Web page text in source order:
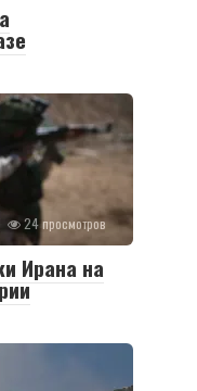
24 просмотров
Ирана на